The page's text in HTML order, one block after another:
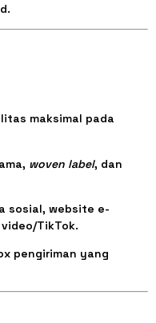
maksimal pada
woven label, dan
sosial, website e-
TikTok.
pengiriman yang